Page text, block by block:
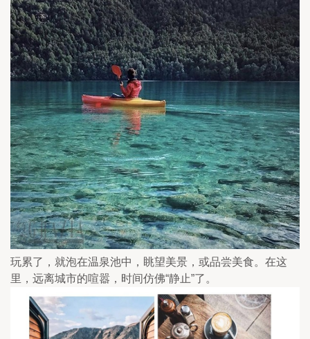
玩累了，就泡在温泉池中，眺望美景，或品尝美食。在这
里，远离城市的喧嚣，时间仿佛“静止”了。